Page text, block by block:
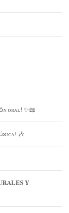
ᴏʀᴀʟ! ✨📖
🎶
𝐘